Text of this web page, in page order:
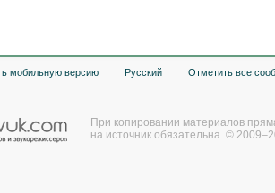
мобильную версию Русский Отметить все
При копировании материалов
на источник обязательна. ©